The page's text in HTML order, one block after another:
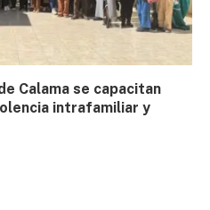
Calama se capacitan
intrafamiliar y